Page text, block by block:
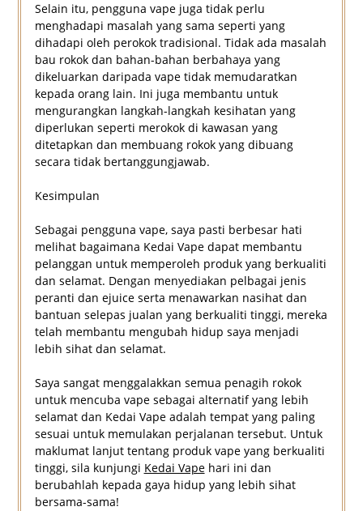
Selain itu, pengguna vape juga tidak perlu
menghadapi masalah yang sama seperti yang
dihadapi oleh perokok tradisional. Tidak ada masalah
bau rokok dan bahan-bahan berbahaya yang
dikeluarkan daripada vape tidak memudaratkan
kepada orang lain. Ini juga membantu untuk
mengurangkan langkah-langkah kesihatan yang
diperlukan seperti merokok di kawasan yang
ditetapkan dan membuang rokok yang dibuang
secara tidak bertanggungjawab.
Kesimpulan
Sebagai pengguna vape, saya pasti berbesar hati
melihat bagaimana Kedai Vape dapat membantu
pelanggan untuk memperoleh produk yang berkualiti
dan selamat. Dengan menyediakan pelbagai jenis
peranti dan ejuice serta menawarkan nasihat dan
bantuan selepas jualan yang berkualiti tinggi, mereka
telah membantu mengubah hidup saya menjadi
lebih sihat dan selamat.
Saya sangat menggalakkan semua penagih rokok
untuk mencuba vape sebagai alternatif yang lebih
selamat dan Kedai Vape adalah tempat yang paling
sesuai untuk memulakan perjalanan tersebut. Untuk
maklumat lanjut tentang produk vape yang berkualiti
tinggi, sila kunjungi Kedai Vapehari ini dan
berubahlah kepada gaya hidup yang lebih sihat
bersama-sama!